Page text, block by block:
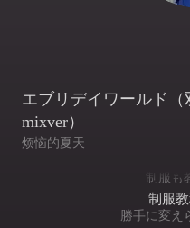
エブリデイワールド（
mixver）
烦恼的夏天
制服も
制服
勝手に変え